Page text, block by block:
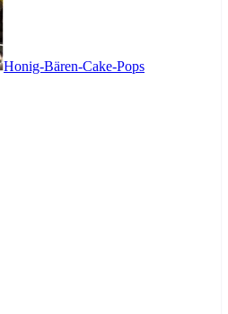
Honig-Bären-Cake-Pops